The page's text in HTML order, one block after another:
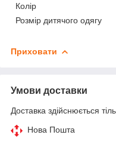
Колір
Розмір дитячого одягу
Приховати
Умови доставки
Доставка здійснюється
Нова Пошта